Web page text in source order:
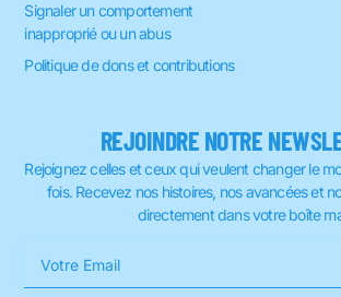
Signaler un comportement
inapproprié ou un abus
Politique de dons et contributions
REJOINDRE NOTRE
Rejoignez celles et ceux qui veulent changer le
fois. Recevez nos histoires, nos avancées et
directement dans votre boîte